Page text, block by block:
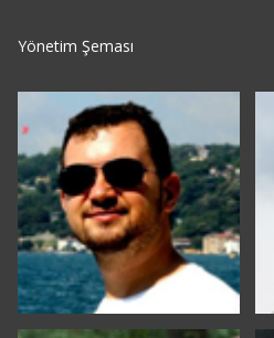
Yönetim Şeması